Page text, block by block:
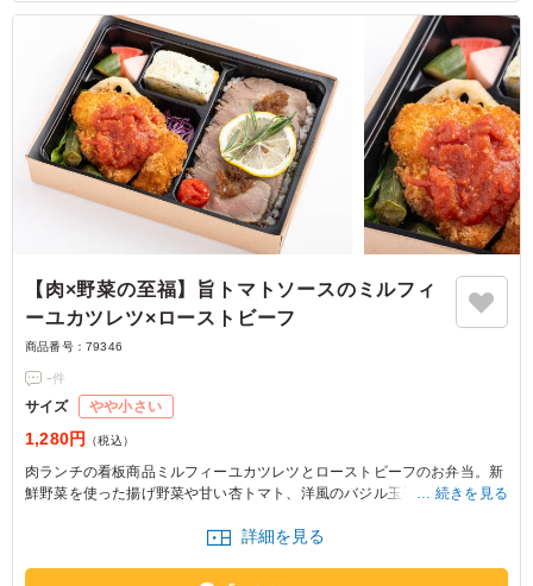
【肉×野菜の至福】旨トマトソースのミルフィ
ーユカツレツ×ローストビーフ
商品番号： 79346
-件
サイズ やや小さい
1,280円 （税込）
肉ランチの看板商品ミルフィーユカツレツとローストビーフのお弁当。新
鮮野菜を使った揚げ野菜や甘い杏トマト、洋風のバジル玉子焼き、ピクル
※ご飯の種類を下記プルダウンよりお選びください。
続きを見る
詳細を見る